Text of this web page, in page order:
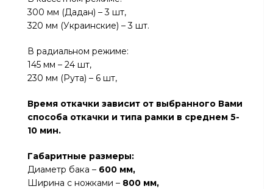
300 мм (Дадан) – 3 шт,
320 мм (Украинские) – 3 шт.
В радиальном режиме:
145 мм – 24 шт,
230 мм (Рута) – 6 шт,
Время откачки зависит от выбранного Вами
способа откачки и типа рамки в среднем 5-
10 мин.
Габаритные размеры:
Диаметр бака – 600 мм,
Ширина с ножками – 800 мм,